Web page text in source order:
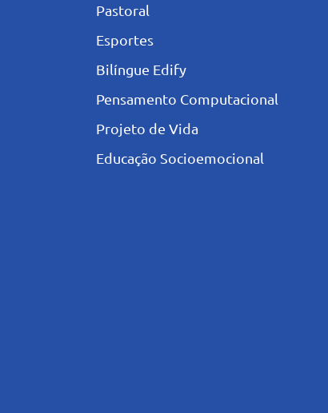
Pastoral
Esportes
Bilíngue Edify
Pensamento Computacional
Projeto de Vida
Educação Socioemocional